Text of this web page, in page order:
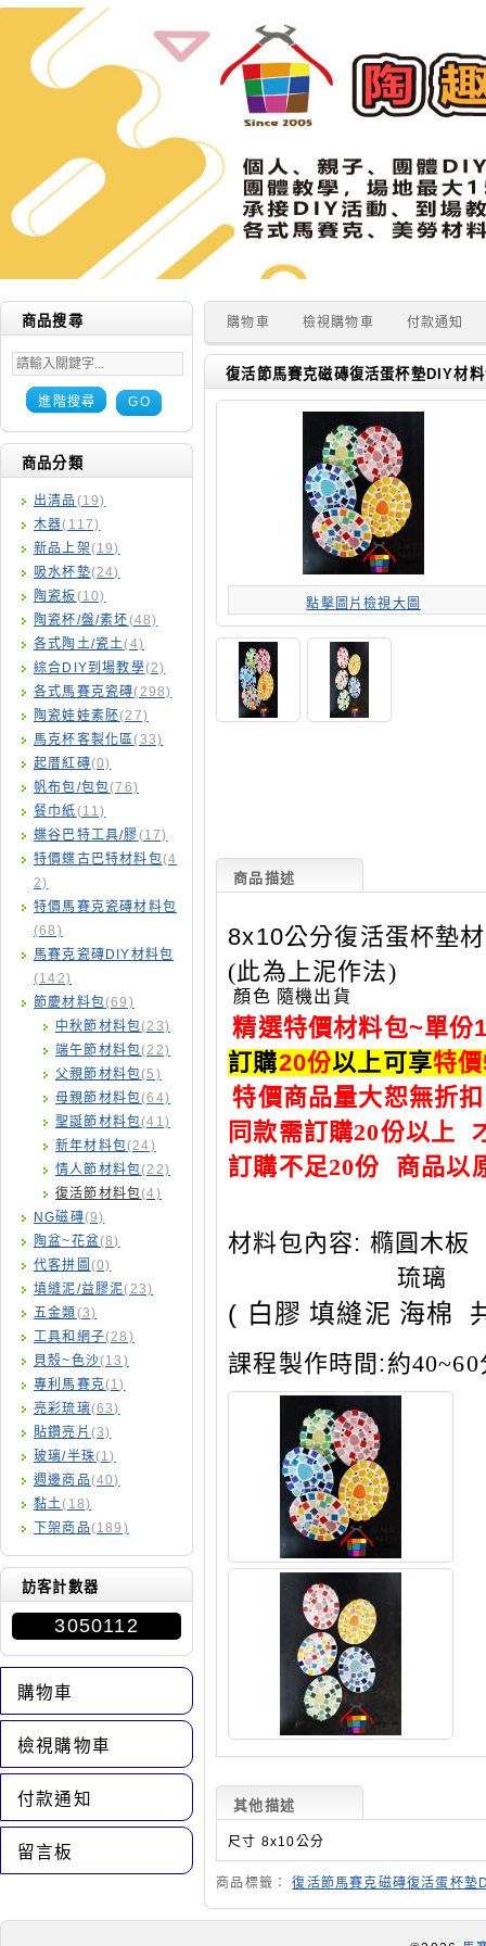
商品搜尋
進階搜尋 GO
商品分類
出清品 (19)
木器(117)
新品上架(19)
吸水杯墊(24)
陶瓷板 (10)
陶瓷杯/盤/素坯(48)
各式陶土/瓷土(4)
綜合DIY到場教學(2)
各式馬賽克瓷磚(298)
陶瓷娃娃素胚(27)
馬克杯客製化區(33)
起厝紅磚(0)
帆布包/包包(76)
餐巾紙(11)
蝶谷巴特工具/膠(17)
特價蝶古巴特材料包(4
2)
特價馬賽克瓷磚材料包
(68)
馬賽克瓷磚DIY材料包
(142)
節慶材料包(69)
中秋節材料包(23)
端午節材料包(22)
父親節材料包(5)
母親節材料包(64)
聖誕節材料包(41)
新年材料包(24)
情人節材料包(22)
復活節材料包(4)
NG磁磚(9)
陶盆~花盆(8)
代客拼圖 (0)
填縫泥/益膠泥(23)
五金類 (3)
工具和網子(28)
貝殼~色沙(13)
專利馬賽克(1)
亮彩琉璃(63)
貼鑽亮片 (3)
玻璃/半珠(1)
週邊商品(40)
黏土(18)
下架商品(189)
訪客計數器
3050112
購物車
檢視購物車
付款通知
留言板
購物車 檢視購物車 付款通知
復活節馬賽克磁磚復活蛋杯墊DIY材
點擊圖片檢視大圖
商品描述
8x10公分復活蛋杯墊
(此為上泥作法)
顏色 隨機出貨
精選特價材料包~單份
訂購20份以上可享特
特價商品量大恕無折扣
同款需訂購20份以上
訂購不足20份 商品以
材料包內容: 橢圓木板
琉璃
( 白膠 填縫泥 海棉
課程製作時間 :約40~60
其他描述
尺寸 8x10公分
商品標籤：復活節馬賽克磁磚復活蛋杯